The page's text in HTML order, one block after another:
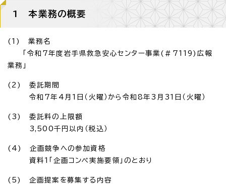
1 本業務の概要
(1) 業務名
「令和7年度岩手県救急安心センター事業(＃7119)広報
業務」
(2) 委託期間
令和7年4月1日（火曜）から令和8年3月31日（火曜）
(3) 委託料の上限額
3,500千円以内（税込）
(4) 企画競争への参加資格
資料1「企画コンペ実施要領」のとおり
(5) 企画提案を募集する内容